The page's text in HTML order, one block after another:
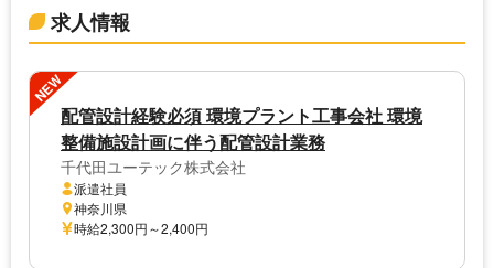
求人情報
NEW
配管設計経験必須 環境プラント工事会社 環境
整備施設計画に伴う配管設計業務
千代田ユーテック株式会社
派遣社員
神奈川県
時給2,300円～2,400円